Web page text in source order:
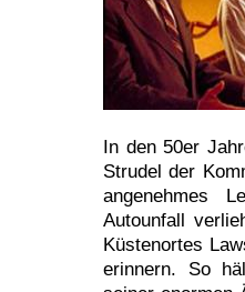
In den 50er
Strudel der
angenehmes
Autounfall
Küstenortes
erinnern. So